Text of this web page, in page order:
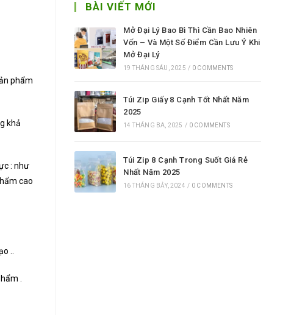
phẩm
khả
: như
cao
..
.
BÀI VIẾT MỚI
Mở Đại Lý Bao Bì Thì Cần Bao Nhiên
Vốn – Và Một Số Điểm Cần Lưu Ý Khi
Mở Đại Lý
19 THÁNG SÁU, 2025 / 0 COMMENTS
Túi Zip Giấy 8 Cạnh Tốt Nhất Năm
2025
14 THÁNG BA, 2025 / 0 COMMENTS
Túi Zip 8 Cạnh Trong Suốt Giá Rẻ
Nhất Năm 2025
16 THÁNG BẢY, 2024 / 0 COMMENTS